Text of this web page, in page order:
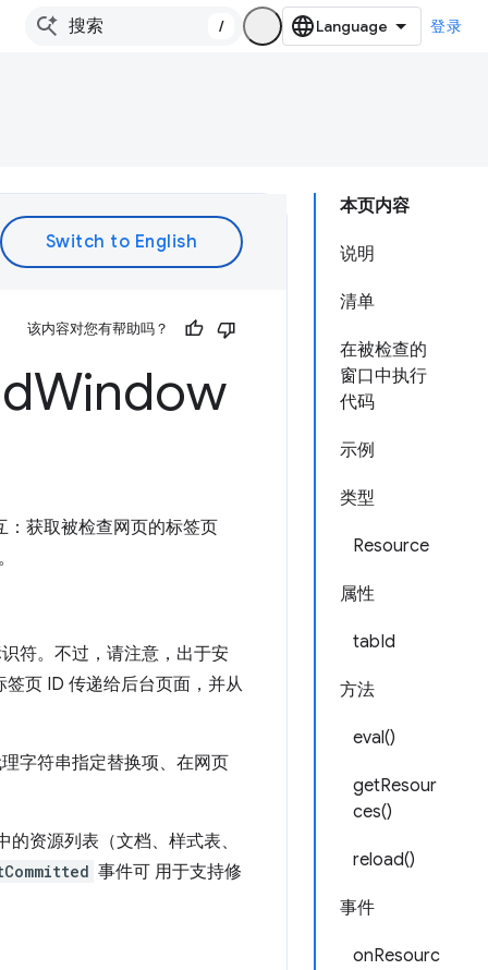
/ 登录
本页内容
说明
清单
在被检查的
窗口中执行
代码
示例
类型
Resource
属性
tabId
方法
eval()
getResour
ces()
reload()
事件
onResourc
该内容对您有帮助吗？
Window
获取被检查网页的标签页
符。不过，请注意，出于安
页 ID 传递给后台页面，并从
字符串指定替换项、在网页
资源列表（文档、样式表、
事件可 用于支持修